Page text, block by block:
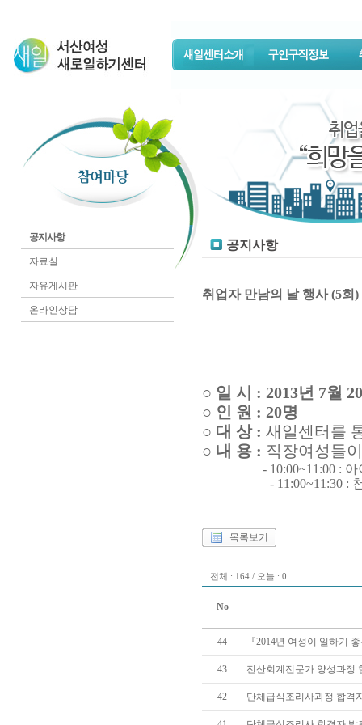
공지사항
자료실
자유게시판
온라인상담
공지사항
취업자 만남의 날 행사 (5회)
○ 일 시 : 2013년 7월
○ 인 원 : 20명
○ 대 상 : 새일센터를
○ 내 용 : 직장여성들
- 10:00~11:00 :
- 11:00~11:30 : 천연
목록보기
전체 : 164 / 오늘 : 0
No
44 『2014년 여성이 일하기
43 전산회계전문가 양성과정
42 단체급식조리사과정 합격